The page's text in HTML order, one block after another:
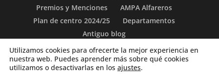
Premios y Menciones
AMPA Alfareros
Plan de centro 2024/25
Departamentos
Antiguo blog
(c) 2019-26. IES Vicente Aleixandre. Sevilla. c/ San
Utilizamos cookies para ofrecerte la mejor experiencia en
nuestra web. Puedes aprender más sobre qué cookies
utilizamos o desactivarlas en los ajustes.